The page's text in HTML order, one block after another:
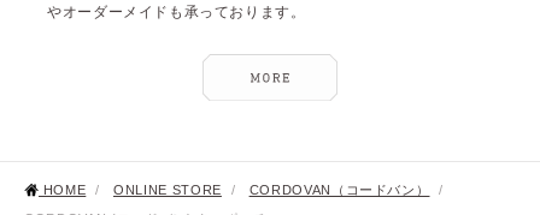
やオーダーメイドも承っております。
HOME / ONLINE STORE / CORDOVAN（コードバン）
/